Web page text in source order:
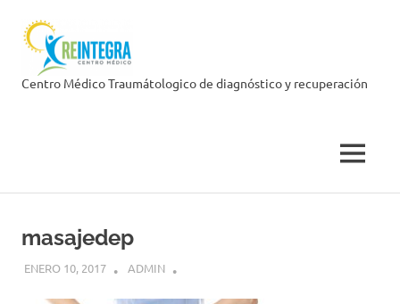
content
Médico
Centro Médico Traumátologico de diagnóstico y recuperación
MENU
masajedep
ENERO 10, 2017 ADMIN